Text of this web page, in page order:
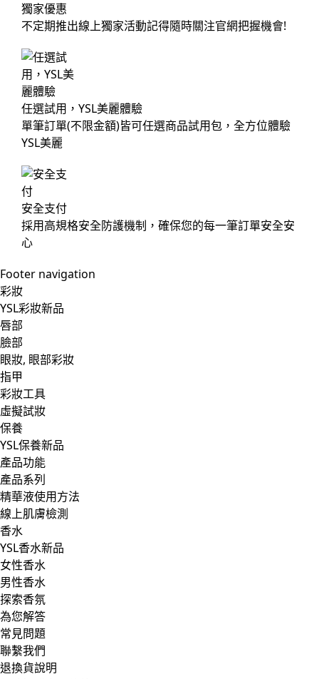
獨家優惠
不定期推出線上獨家活動記得隨時關注官網把握機會!
任選試用，YSL美麗體驗
單筆訂單(不限金額)皆可任選商品試用包，全方位體驗
YSL美麗
安全支付
採用高規格安全防護機制，確保您的每一筆訂單安全安
心
Footer navigation
彩妝
YSL彩妝新品
唇部
臉部
眼妝, 眼部彩妝
指甲
彩妝工具
虛擬試妝
保養
YSL保養新品
產品功能
產品系列
精華液使用方法
線上肌膚檢測
香水
YSL香水新品
女性香水
男性香水
探索香氛
為您解答
常見問題
聯繫我們
退換貨說明